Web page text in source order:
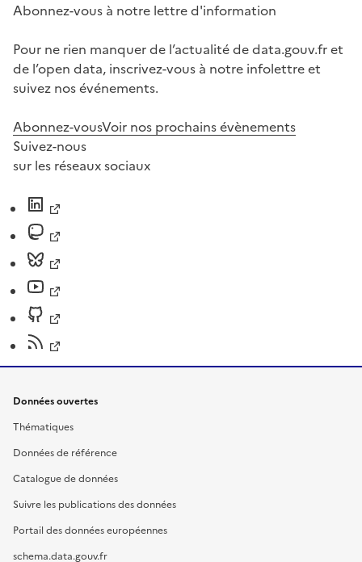
Abonnez-vous à notre lettre d'information
Pour ne rien manquer de l’actualité de data.gouv.fr et
de l’open data, inscrivez-vous à notre infolettre et
suivez nos événements.
Abonnez-vousVoir nos prochains évènements
Suivez-nous
sur les réseaux sociaux
Données ouvertes
Thématiques
Données de référence
Catalogue de données
Suivre les publications des données
Portail des données européennes
schema.data.gouv.fr